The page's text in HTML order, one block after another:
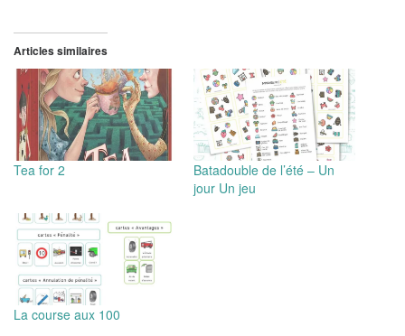
Articles similaires
Tea for 2
Batadouble de l’été – Un
jour Un jeu
La course aux 100